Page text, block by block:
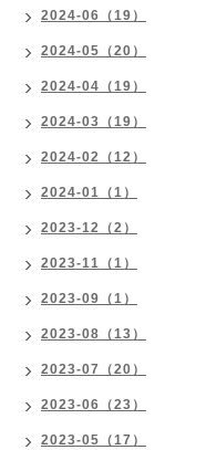
2024-06（19）
2024-05（20）
2024-04（19）
2024-03（19）
2024-02（12）
2024-01（1）
2023-12（2）
2023-11（1）
2023-09（1）
2023-08（13）
2023-07（20）
2023-06（23）
2023-05（17）